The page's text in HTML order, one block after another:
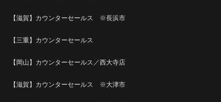
【滋賀】カウンターセールス ※長浜市
【三重】カウンターセールス
【岡山】カウンターセールス／西大寺店
【滋賀】カウンターセールス ※大津市